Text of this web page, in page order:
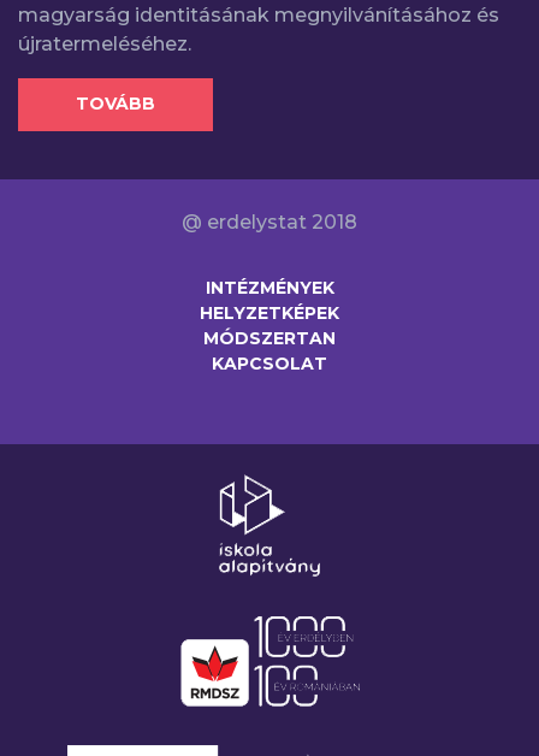
magyarság identitásának megnyilvánításához és
újratermeléséhez.
TOVÁBB
@ erdelystat 2018
INTÉZMÉNYEK
HELYZETKÉPEK
MÓDSZERTAN
KAPCSOLAT